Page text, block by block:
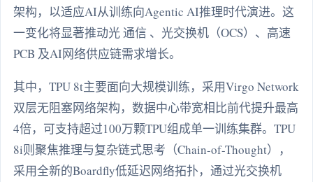
架构，以适应AI从训练向Agentic AI推理时代演进。这
一变化将显著推动光 通信 、光交换机（OCS）、高速
PCB 及AI网络供应链需求增长。
其中，TPU 8t主要面向大规模训练，采用Virgo Network
双层无阻塞网络架构，数据中心带宽相比前代提升最高
4倍，可支持超过100万颗TPU组成单一训练集群。TPU
8i则聚焦推理与复杂链式思考（Chain-of-Thought），
采用全新的Boardfly低延迟网络拓扑，通过光交换机